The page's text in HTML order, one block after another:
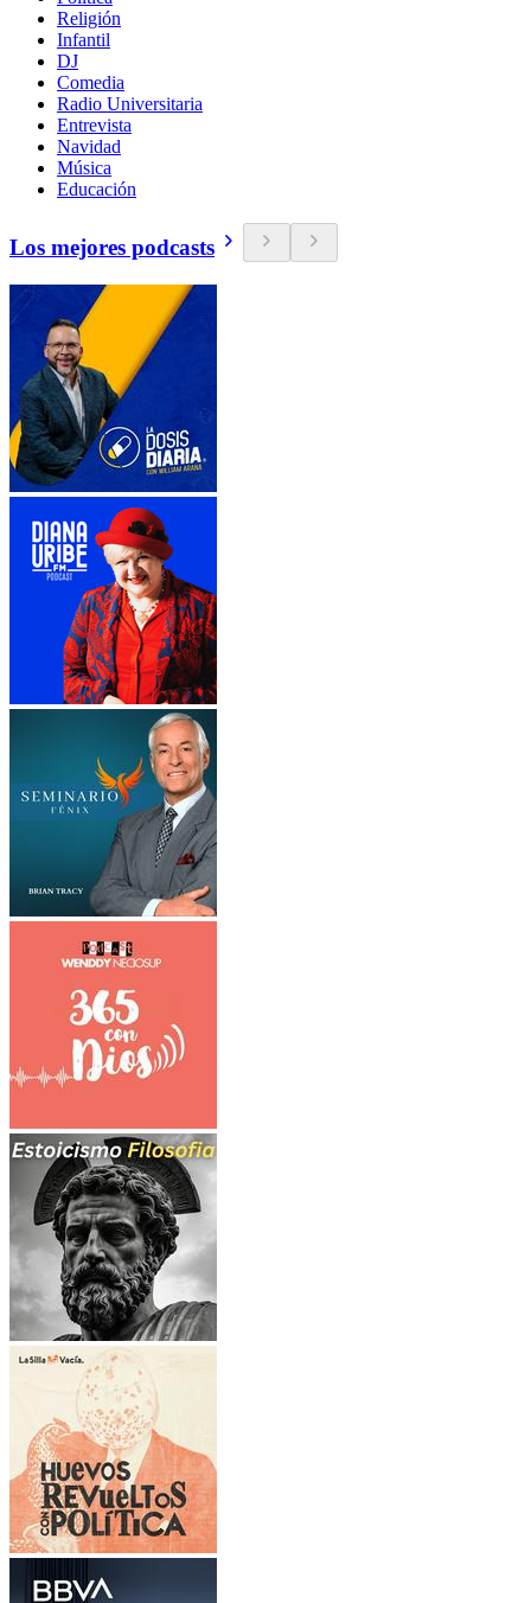
Religión
Infantil
DJ
Comedia
Radio Universitaria
Entrevista
Navidad
Música
Educación
Los mejores podcasts